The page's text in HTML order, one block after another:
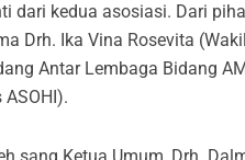
dari kedua asosiasi. Dari
Drh. Ika Vina Rosevita
Antar Lembaga Bidang
sang Ketua Umum, Drh.